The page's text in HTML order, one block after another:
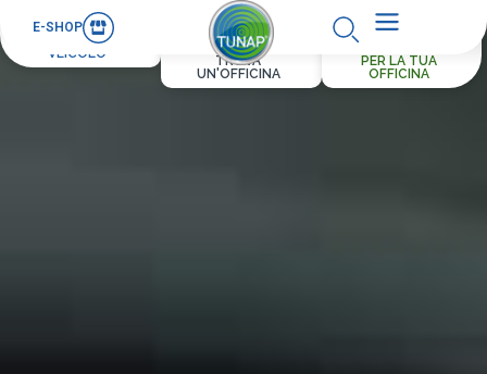
E-SHOP
PER IL TUO
VEICOLO
TROVA
UN'OFFICINA
PER LA TUA
OFFICINA